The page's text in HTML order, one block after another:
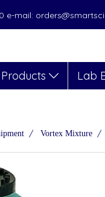
e-mail:
Products Lab
Vortex Mixture